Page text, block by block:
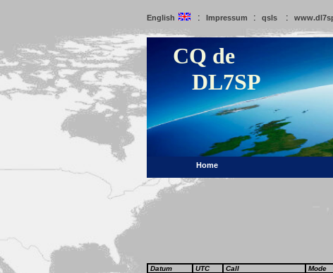
English : Impressum : qsls :
CQ de
DL7SP
Home
Datum UTC Call Mode